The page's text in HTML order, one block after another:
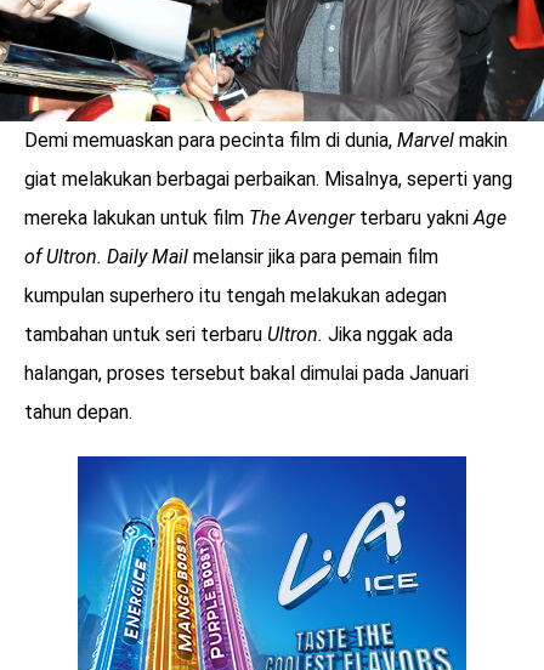
benefit
menarik
Demi memuaskan para pecinta film di dunia, Marvel makin
giat melakukan berbagai perbaikan. Misalnya, seperti yang
mereka lakukan untuk film The Avengerterbaru yakniAge
of Ultron. Daily Mail melansir jika para pemain film
kumpulan superhero itu tengah melakukan adegan
tambahan untuk seri terbaru Ultron. Jika nggak ada
halangan, proses tersebut bakal dimulai pada Januari
tahun depan.